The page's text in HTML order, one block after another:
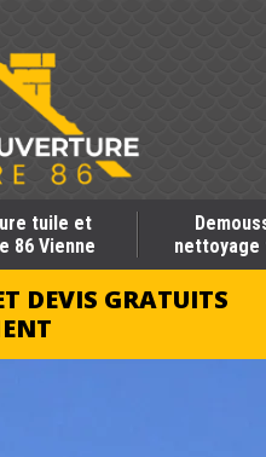
tuile et
86 Vienne
DEVIS GRATUITS